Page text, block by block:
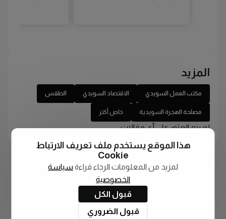
المزيد
مكتب العمل السويدي الاقتصاد السويدي الطقس
مصلحة الهجرة السويدية خاص أكتر
لم يتم العثور على أي مقالات
هذا الموقع يستخدم ملف تعريف الارتباط
Cookie
لمزيد من المعلومات الرجاء قراءة سياسة
الخصوصية
قبول الكل
قبول الضروري